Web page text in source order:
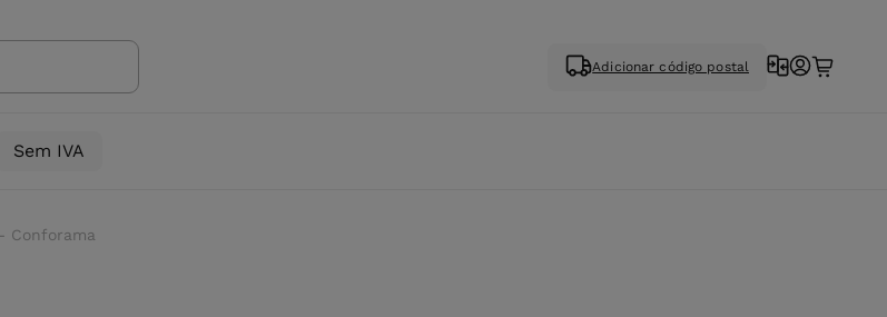
Adicionar código postal
Sem IVA
Conforama